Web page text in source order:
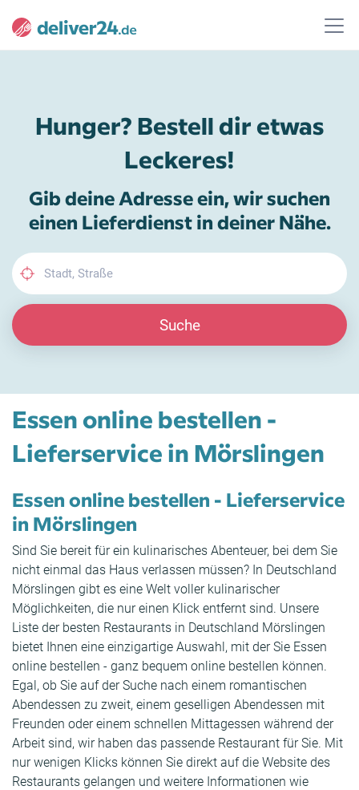
Hunger? Bestell dir etwas
Leckeres!
Gib deine Adresse ein, wir suchen
einen Lieferdienst in deiner Nähe.
Suche
Essen online bestellen -
Lieferservice in Mörslingen
Essen online bestellen - Lieferservice
in Mörslingen
Sind Sie bereit für ein kulinarisches Abenteuer, bei dem Sie
nicht einmal das Haus verlassen müssen? In Deutschland
Mörslingen gibt es eine Welt voller kulinarischer
Möglichkeiten, die nur einen Klick entfernt sind. Unsere
Liste der besten Restaurants in Deutschland Mörslingen
bietet Ihnen eine einzigartige Auswahl, mit der Sie Essen
online bestellen - ganz bequem online bestellen können.
Egal, ob Sie auf der Suche nach einem romantischen
Abendessen zu zweit, einem geselligen Abendessen mit
Freunden oder einem schnellen Mittagessen während der
Arbeit sind, wir haben das passende Restaurant für Sie. Mit
nur wenigen Klicks können Sie direkt auf die Website des
Restaurants gelangen und weitere Informationen wie